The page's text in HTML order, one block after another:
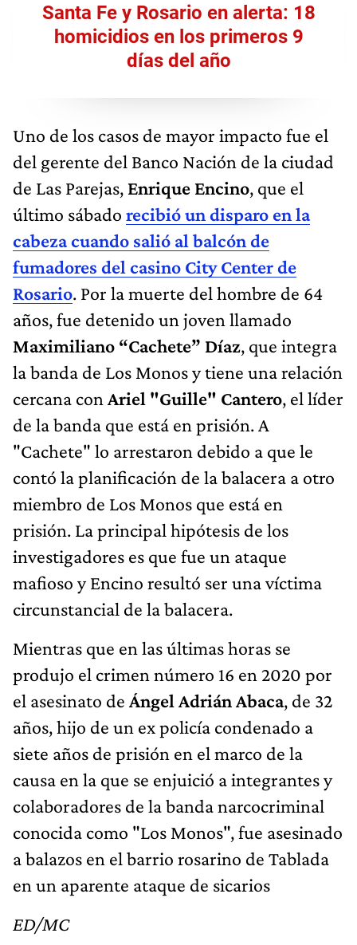
Santa Fe y Rosario en alerta: 18
homicidios en los primeros 9
días del año
Uno de los casos de mayor impacto fue el
del gerente del Banco Nación de la ciudad
de Las Parejas, Enrique Encino, que el
último sábado recibió un disparo en la
cabeza cuando salió al balcón de
fumadores del casino City Center de
Rosario. Por la muerte del hombre de 64
años, fue detenido un joven llamado
Maximiliano “Cachete” Díaz, que integra
la banda de Los Monos y tiene una relación
cercana con Ariel "Guille" Cantero, el líder
de la banda que está en prisión. A
"Cachete" lo arrestaron debido a que le
contó la planificación de la balacera a otro
miembro de Los Monos que está en
prisión. La principal hipótesis de los
investigadores es que fue un ataque
mafioso y Encino resultó ser una víctima
circunstancial de la balacera.
Mientras que en las últimas horas se
produjo el crimen número 16 en 2020 por
el asesinato de Ángel Adrián Abaca, de 32
años, hijo de un ex policía condenado a
siete años de prisión en el marco de la
causa en la que se enjuició a integrantes y
colaboradores de la banda narcocriminal
conocida como "Los Monos", fue asesinado
a balazos en el barrio rosarino de Tablada
en un aparente ataque de sicarios
ED/MC